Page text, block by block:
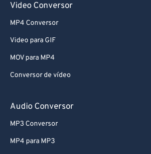
Video Conversor
MP4 Conversor
Video para GIF
MOV para MP4
Conversor de vídeo
Audio Conversor
MP3 Conversor
MP4 para MP3